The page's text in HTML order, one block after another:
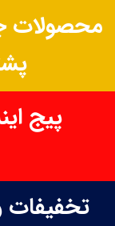
محصولات
پیج
تخفیفات